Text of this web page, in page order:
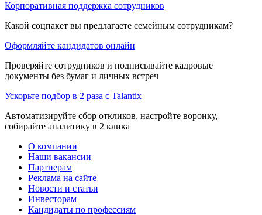
Корпоративная поддержка сотрудников
Какой соцпакет вы предлагаете семейным сотрудникам?
Оформляйте кандидатов онлайн
Проверяйте сотрудников и подписывайте кадровые
документы без бумаг и личных встреч
Ускорьте подбор в 2 раза с Talantix
Автоматизируйте сбор откликов, настройте воронку,
собирайте аналитику в 2 клика
О компании
Наши вакансии
Партнерам
Реклама на сайте
Новости и статьи
Инвесторам
Кандидаты по профессиям